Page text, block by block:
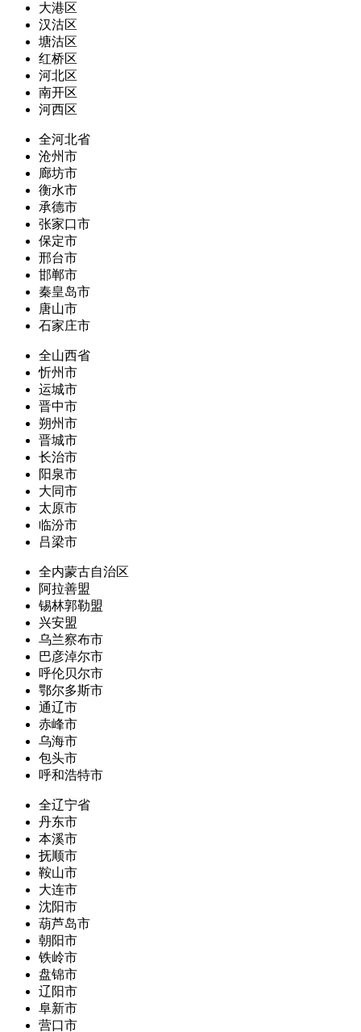
大港区
汉沽区
塘沽区
红桥区
河北区
南开区
河西区
全河北省
沧州市
廊坊市
衡水市
承德市
张家口市
保定市
邢台市
邯郸市
秦皇岛市
唐山市
石家庄市
全山西省
忻州市
运城市
晋中市
朔州市
晋城市
长治市
阳泉市
大同市
太原市
临汾市
吕梁市
全内蒙古自治区
阿拉善盟
锡林郭勒盟
兴安盟
乌兰察布市
巴彦淖尔市
呼伦贝尔市
鄂尔多斯市
通辽市
赤峰市
乌海市
包头市
呼和浩特市
全辽宁省
丹东市
本溪市
抚顺市
鞍山市
大连市
沈阳市
葫芦岛市
朝阳市
铁岭市
盘锦市
辽阳市
阜新市
营口市